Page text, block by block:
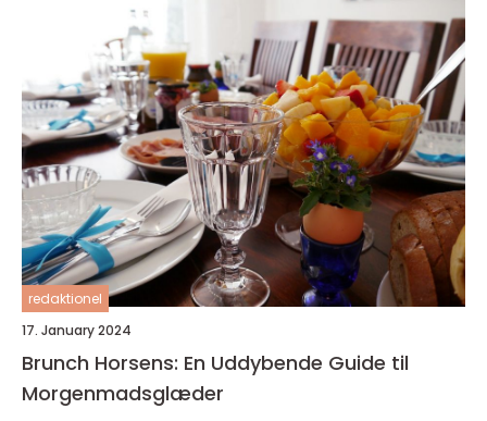
redaktionel
17. January 2024
Brunch Horsens: En Uddybende Guide til
Morgenmadsglæder